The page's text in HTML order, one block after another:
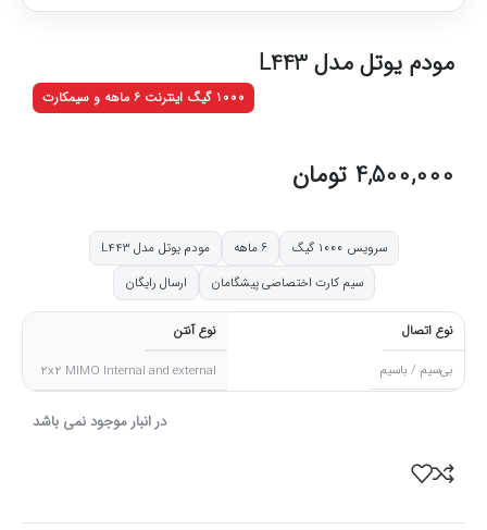
مودم یوتل مدل L443
۱۰۰۰ گیگ اینترنت ۶ ماهه و سیمکارت
4,500,000 تومان
سرویس ۱۰۰۰ گیگ ۶ ماهه
مودم یوتل مدل L443
سیم کارت اختصاصی پیشگامان
ارسال رایگان
نوع اتصال
بی‌سیم / باسیم
نوع آنتن
۲x۲ MIMO Internal and external
در انبار موجود نمی باشد